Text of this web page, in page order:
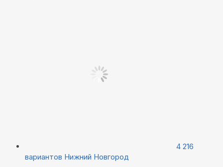
4 216
вариантов Нижний Новгород